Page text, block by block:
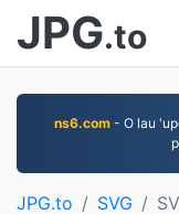
JPG.to
ns6.com- O lau
JPG.to SVG